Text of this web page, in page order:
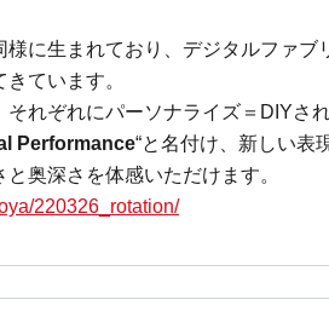
に生まれており、デジタルファ
ています。
れぞれにパーソナライズ＝DIYさ
Performance“と名付け、新しい表
奥深さを体感いただけます。
220326_rotation/